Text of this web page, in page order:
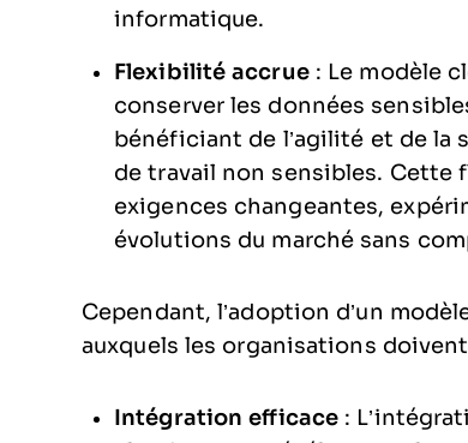
informatique.
Flexibilité accrue: Le modèle
conserver les données
bénéficiant de l’agilité et de la
de travail non sensibles. Cette
exigences changeantes,
évolutions du marché sans
Cependant, l’adoption d’un
auxquels les organisations
Intégration efficace :